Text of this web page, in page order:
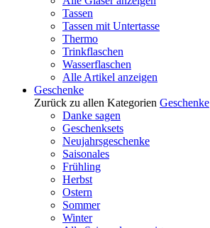
Tassen
Tassen mit Untertasse
Thermo
Trinkflaschen
Wasserflaschen
Alle Artikel anzeigen
Geschenke
Zurück zu allen Kategorien Geschenke
Danke sagen
Geschenksets
Neujahrsgeschenke
Saisonales
Frühling
Herbst
Ostern
Sommer
Winter